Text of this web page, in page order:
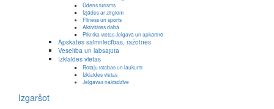
Ūdens tūrisms
Izjādes ar zirgiem
Fitness un sports
Aktivitātes dabā
Piknika vietas Jelgavā un apkārtnē
Apskates saimniecības, ražotnes
Veselība un labsajūta
Izklaides vietas
Rotaļu istabas un laukumi
Izklaides vietas
Jelgavas naktsdzīve
Izgaršot